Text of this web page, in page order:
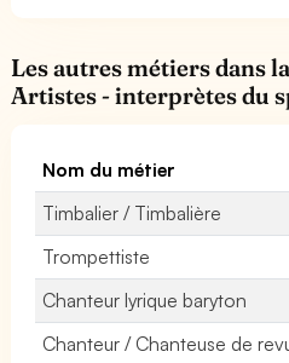
Les autres métiers dans
Artistes - interprètes du
Nom du métier
Timbalier / Timbalière
Trompettiste
Chanteur lyrique baryton
Chanteur / Chanteuse de